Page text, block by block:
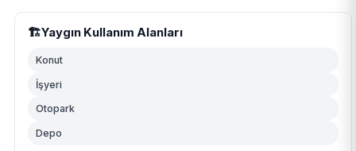
🏗️Yaygın Kullanım Alanları
Konut
İşyeri
Otopark
Depo